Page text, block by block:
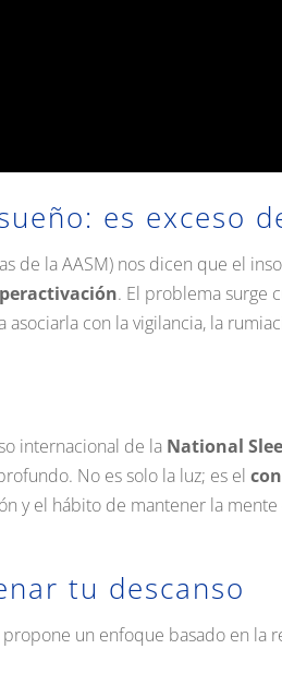
es exceso
de la AASM) nos dicen que el
. El problema surge
con la vigilancia, la
internacional de la National
. No es solo la luz; es el
y el hábito de mantener la mente
tu descanso
un enfoque basado en la